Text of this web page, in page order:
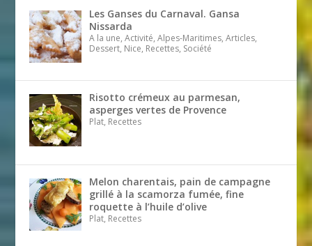
Les Ganses du Carnaval. Gansa
Nissarda
A la une, Activité, Alpes-Maritimes, Articles,
Dessert, Nice, Recettes, Société
Risotto crémeux au parmesan,
asperges vertes de Provence
Plat, Recettes
Melon charentais, pain de campagne
grillé à la scamorza fumée, fine
roquette à l’huile d’olive
Plat, Recettes